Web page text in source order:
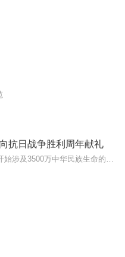
抗日战争胜利周年献礼